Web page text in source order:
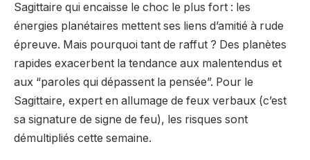
Sagittaire qui encaisse le choc le plus fort : les
énergies planétaires mettent ses liens d’amitié à rude
épreuve. Mais pourquoi tant de raffut ? Des planètes
rapides exacerbent la tendance aux malentendus et
aux “paroles qui dépassent la pensée”. Pour le
Sagittaire, expert en allumage de feux verbaux (c’est
sa signature de signe de feu), les risques sont
démultipliés cette semaine.